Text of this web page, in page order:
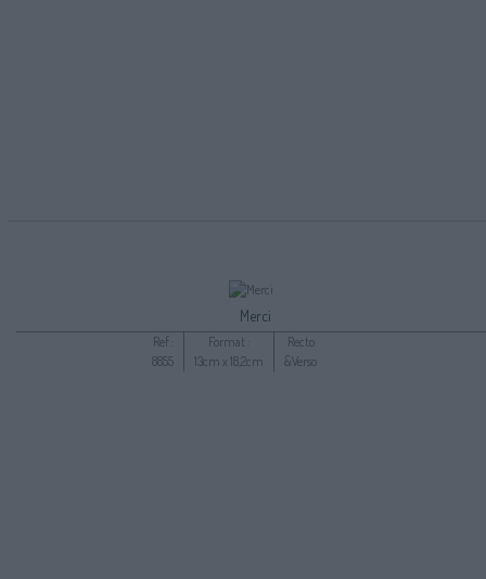
Merci
Ref :
8855
Format :
13cm x 18,2cm
Recto
&Verso